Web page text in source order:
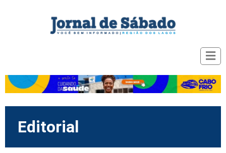
Editorial